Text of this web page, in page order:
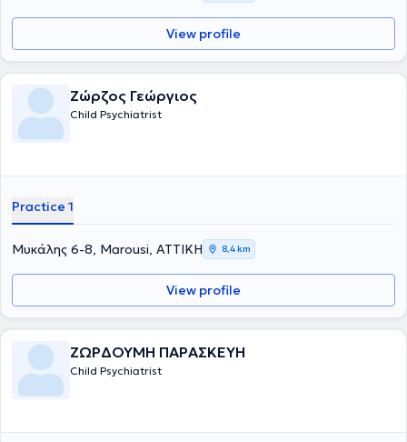
View profile
Ζώρζος Γεώργιος
Child Psychiatrist
Practice 1
Μυκάλης 6-8, Marousi, ΑΤΤΙΚΗ 8,4 km
View profile
ΖΩΡΔΟΥΜΗ ΠΑΡΑΣΚΕΥΗ
Child Psychiatrist